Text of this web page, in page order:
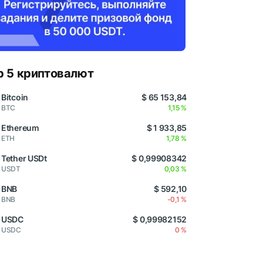
5 криптовалют
Bitcoin
BTC
$ 65 153,84
1,15 %
Ethereum
ETH
$ 1 933,85
1,78 %
Tether USDt
USDT
$ 0,99908342
0,03 %
BNB
BNB
$ 592,10
-0,1 %
USDC
USDC
$ 0,99982152
0 %